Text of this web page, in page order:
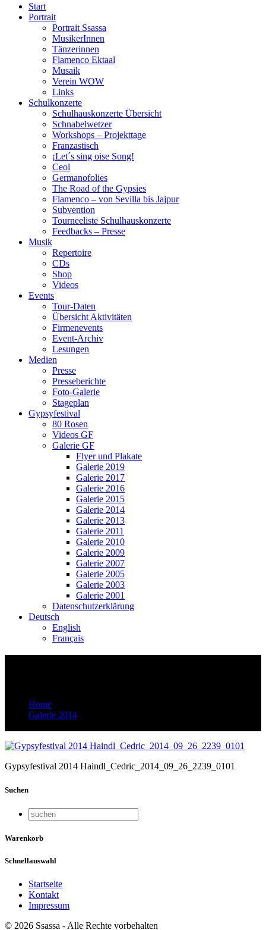
Start
Portrait
Portrait Ssassa
MusikerInnen
Tänzerinnen
Flamenco Ektaal
Musaik
Verein WOW
Links
Schulkonzerte
Schulhauskonzerte Übersicht
Schnabelwetzer
Workshops – Projekttage
Franzastisch
¡Let´s sing oise Song!
Ceol
Germanofolies
The Road of the Gypsies
Flamenco – von Sevilla bis Jajpur
Subvention
Tourneeliste Schulhauskonzerte
Feedbacks – Presse
Musik
Repertoire
CDs
Shop
Videos
Events
Tour-Daten
Übersicht Aktivitäten
Firmenevents
Event-Archiv
Lesungen
Medien
Presse
Presseberichte
Foto-Galerie
Stageplan
Gypsyfestival
80 Rosen
Videos GF
Galerie GF
Flyer und Plakate
Galerie 2019
Galerie 2017
Galerie 2016
Galerie 2015
Galerie 2014
Galerie 2013
Galerie 2011
Galerie 2010
Galerie 2009
Galerie 2007
Galerie 2005
Galerie 2003
Galerie 2001
Datenschutzerklärung
Deutsch
English
Français
Home
Galerie 2014
Gypsyfestival 2014 Haindl_Cedric_2014_09_26_2239_0101
Suchen
Warenkorb
Schnellauswahl
Startseite
Kontakt
Impressum
© 2026 Ssassa - Alle Rechte vorbehalten